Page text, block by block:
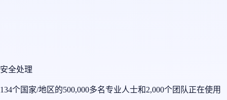
安全处理
134个国家/地区的500,000多名专业人士和2,000个团队正在使用